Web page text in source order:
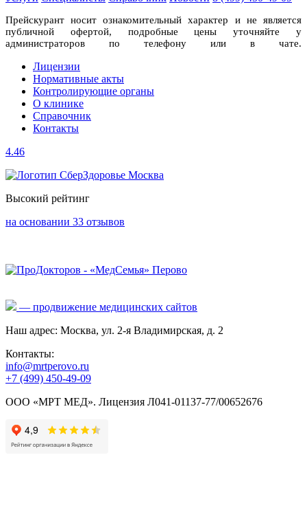
Прейскурант носит ознакомительный характер и не является
публичной офертой, подробные цены уточняйте у
администраторов по телефону или в чате.
Лицензии
Нормативные акты
Контролирующие органы
О клинике
Справочник
Контакты
4.46
Высокий рейтинг
на основании 33 отзывов
— продвижение медицинских сайтов
Наш адрес: Москва, ул. 2-я Владимирская, д. 2
Контакты:
info@mrtperovo.ru
+7 (499) 450-49-09
ООО «МРТ МЕД». Лицензия Л041-01137-77/00652676